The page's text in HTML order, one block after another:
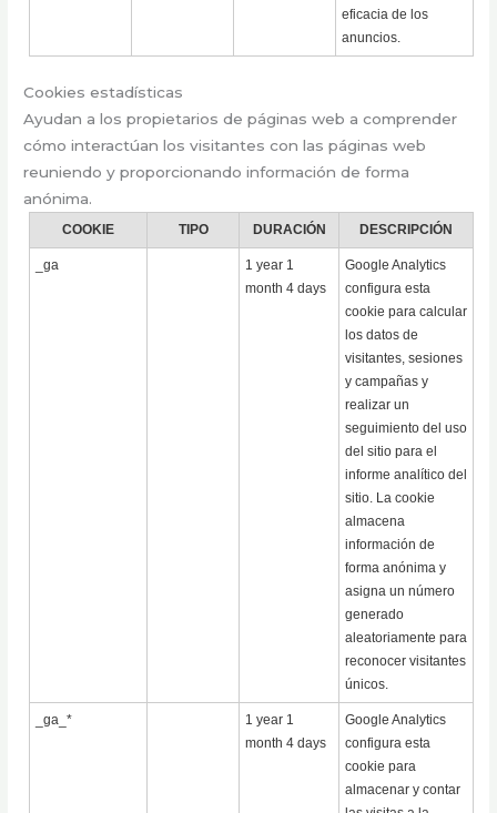
eficacia de los
anuncios.
Cookies estadísticas
Ayudan a los propietarios de páginas web a comprender
cómo interactúan los visitantes con las páginas web
reuniendo y proporcionando información de forma
anónima.
COOKIE TIPO DURACIÓN DESCRIPCIÓN
_ga
1 year 1
month 4 days
Google Analytics
configura esta
cookie para calcular
los datos de
visitantes, sesiones
y campañas y
realizar un
seguimiento del uso
del sitio para el
informe analítico del
sitio. La cookie
almacena
información de
forma anónima y
asigna un número
generado
aleatoriamente para
reconocer visitantes
únicos.
_ga_*
1 year 1
month 4 days
Google Analytics
configura esta
cookie para
almacenar y contar